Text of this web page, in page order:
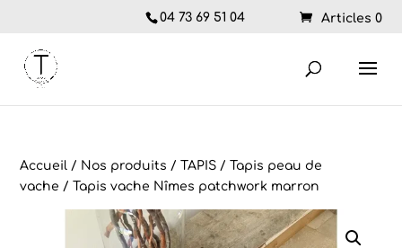
04 73 69 51 04 Articles 0
Accueil / Nos produits / TAPIS / Tapis peau de
vache / Tapis vache Nîmes patchwork marron